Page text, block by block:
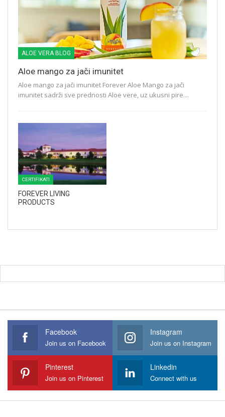
ALOE VERA BLOG
Aloe mango za jači imunitet
Aloe mango za jači imunitet Forever Aloe Mango za jači
imunitet sadrži sve prednosti Aloe vere, uz ukusni pire…
CERTIFIKATI
FOREVER LIVING
PRODUCTS
Facebook
Join us on Facebook
Instagram
Join us on Instagram
Pinterest
Join us on Pinterest
Linkedin
Connect with us